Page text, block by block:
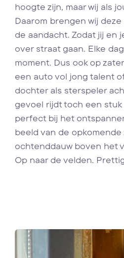
hoogte zijn, maar wij als
Daarom brengen wij
de aandacht. Zodat jij en
over straat gaan. Elke
moment. Dus ook op
een auto vol jong talent
dochter als sterspeler
gevoel rijdt toch een
perfect bij het
beeld van de
ochtenddauw boven het
Op naar de velden.